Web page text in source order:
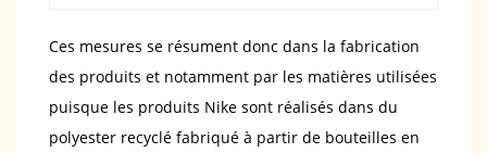
Ces mesures se résument donc dans la fabrication
des produits et notamment par les matières utilisées
puisque les produits Nike sont réalisés dans du
polyester recyclé fabriqué à partir de bouteilles en